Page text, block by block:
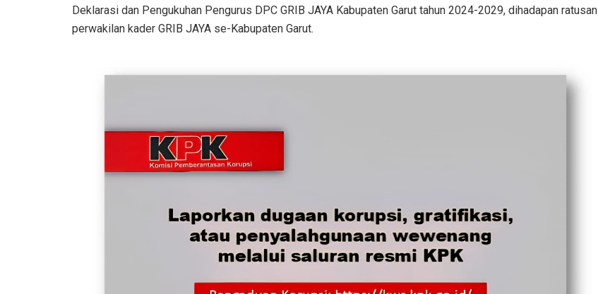
Deklarasi dan Pengukuhan Pengurus DPC GRIB JAYA Kabupaten Garut tahun 2024-2029, dihadapan ratusan
perwakilan kader GRIB JAYA se-Kabupaten Garut.